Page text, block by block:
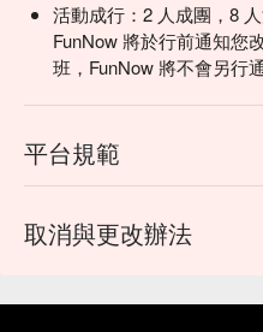
活動成行：2 人成團，8
FunNow 將於行前通知您
班，FunNow 將不會另行通
平台規範
取消與更改辦法